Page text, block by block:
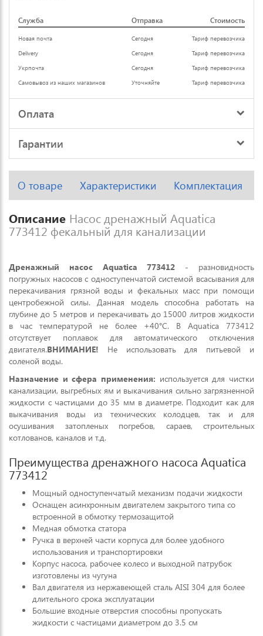
Служба Отправка Стоимость
Новая почта Сегодня
Тариф перевозчика
Delivery
Сегодня
Тариф перевозчика
Укрпочта
Сегодня
Тариф перевозчика
Самовывоз из наших магазинов
Уточняйте Тариф перевозчика
Оплата
Гарантии
О товаре Характеристики Комплектация
Описание Насос дренажный Aquatica
773412 фекальный для канализации
Дренажный насос Aquatica 773412 - разновидность
погружных насосов с одноступенчатой системой всасывания для
перекачивания грязной воды и фекальных масс при помощи
центробежной силы. Данная модель способна работать на
глубине до 5 метров и перекачивать до 15000 литров жидкости
в час температурой не более +40°С. В Aquatica 773412
отсутствует поплавок для автоматического отключения
двигателя.ВНИМАНИЕ! Не использовать для питьевой и
соленой воды.
Назначение и сфера применения: используется для чистки
канализации, выгребных ям и выкачивания сильно загрязненной
жидкости с частицами до 35 мм в диаметре. Подходит как для
выкачивания воды из технических колодцев, так и для
осушивания затопленых погребов, сараев, строительных
котлованов, каналов и т.д.
Преимущества дренажного насоса Aquatica
773412
Мощный одноступенчатый механизм подачи жидкости
Оснащен асинхронным двигателем закрытого типа со
встроенной в обмотку термозащитой
Медная обмотка статора
Ручка в верхней части корпуса для более удобного
использования и транспортировки
Корпус насоса, рабочее колесо и выходной патрубок
изготовлены из чугуна
Вал двигателя из нержавеющей сталь AISI 304 для более
длительного срока эксплуатации
Большие входные отверстия способны пропускать
жидкости с частицами диаметром до 3.5 см